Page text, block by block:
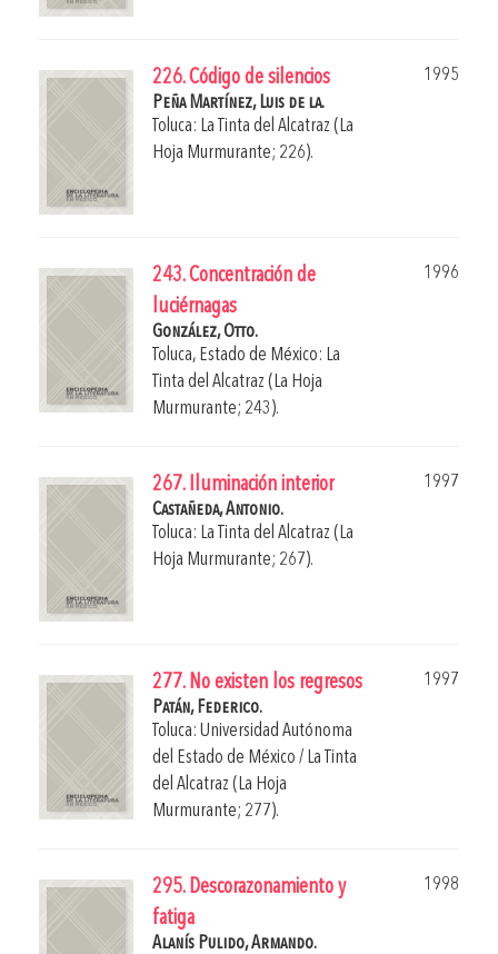
226. Código de silencios
1995
Peña Martínez, Luis de la.
Toluca: La Tinta del Alcatraz (La
Hoja Murmurante; 226).
243. Concentración de
luciérnagas
1996
González, Otto.
Toluca, Estado de México: La
Tinta del Alcatraz (La Hoja
Murmurante; 243).
267. Iluminación interior
1997
Castañeda, Antonio.
Toluca: La Tinta del Alcatraz (La
Hoja Murmurante; 267).
277. No existen los regresos
1997
Patán, Federico.
Toluca: Universidad Autónoma
del Estado de México / La Tinta
del Alcatraz (La Hoja
Murmurante; 277).
295. Descorazonamiento y
fatiga
1998
Alanís Pulido, Armando.